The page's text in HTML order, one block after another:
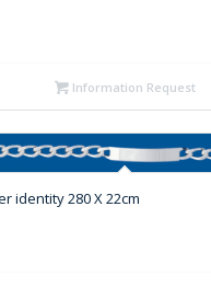
Information Request
identity 280 X 22cm